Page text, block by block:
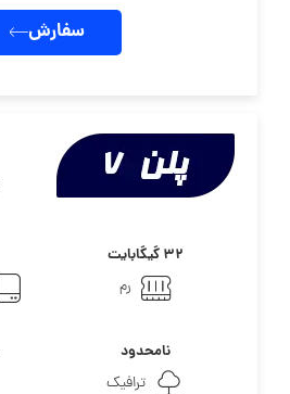
سفارش
۳۲ گیگابایت
رم
نامحدود
ترافیک